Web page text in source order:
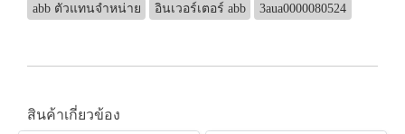
abb ตัวแทนจำหน่าย อินเวอร์เตอร์ abb 3aua0000080524
สินค้าเกี่ยวข้อง